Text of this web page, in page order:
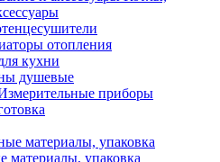
отопления
кухни
душевые
приборы
материалы, упаковка